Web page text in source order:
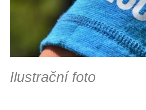
Ilustrační foto